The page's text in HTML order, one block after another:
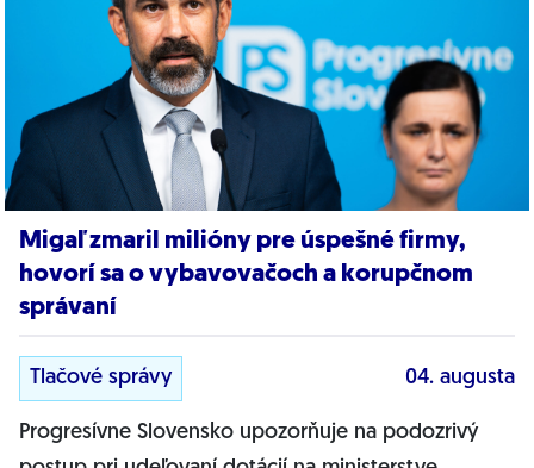
Migaľ zmaril milióny pre úspešné firmy,
hovorí sa o vybavovačoch a korupčnom
správaní
Tlačové správy 04. augusta
Progresívne Slovensko upozorňuje na podozrivý